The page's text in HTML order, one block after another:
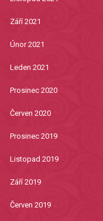
Září 2021
Únor 2021
Leden 2021
Prosinec 2020
Červen 2020
Prosinec 2019
Listopad 2019
Září 2019
Červen 2019